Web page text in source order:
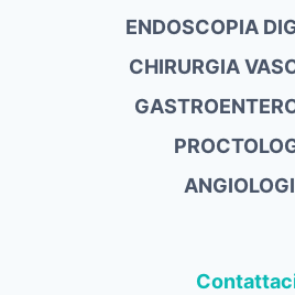
ENDOSCOPIA
CHIRURGIA